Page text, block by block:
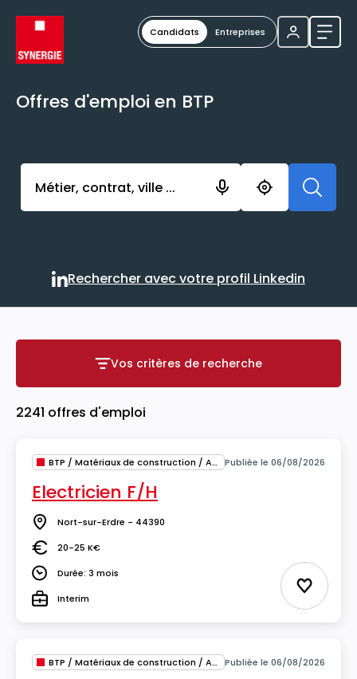
Candidats Entreprises
Offres d'emploi en BTP
Activer l’élément pour lancer l’enregistrement.
Rechercher avec votre
Rechercher avec votre profil Linkedin
Vos critères de recherche
Vos critères de recherche
2241 offres d'emploi
BTP / Matériaux de construction / Architecture Publiée le 06/08/2026
Electricien F/H
Lieu Nort-sur-Erdre - 44390
Salaire20-25 K€
DuréeDurée: 3 mois
TypeInterim Ajouter
BTP / Matériaux de construction / Architecture Publiée le 06/08/2026